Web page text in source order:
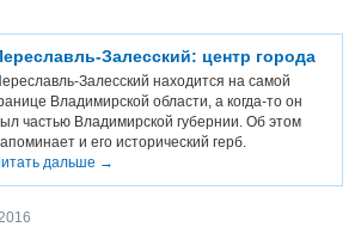
Залесский: центр города
Залесский находится на самой
Владимирской области, а когда-то он
частью Владимирской губернии. Об этом
и его исторический герб.
дальше →